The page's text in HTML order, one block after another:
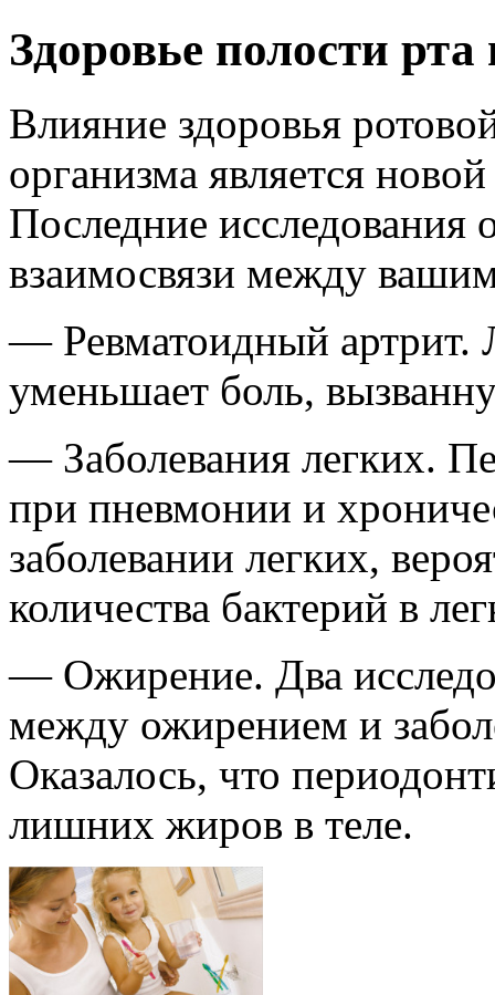
Здоровье полости
Влияние здоровья
организма является
Последние
взаимосвязи между
— Ревматоидный артрит.
уменьшает боль,
— Заболевания легких.
при пневмонии и
заболевании легких,
количества бактерий в
— Ожирение. Два
между ожирением и
Оказалось, что
лишних жиров в теле.